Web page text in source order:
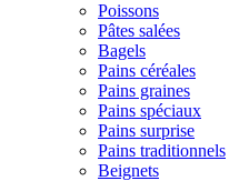
Poissons
Pâtes salées
Bagels
Pains céréales
Pains graines
Pains spéciaux
Pains surprise
Pains traditionnels
Beignets